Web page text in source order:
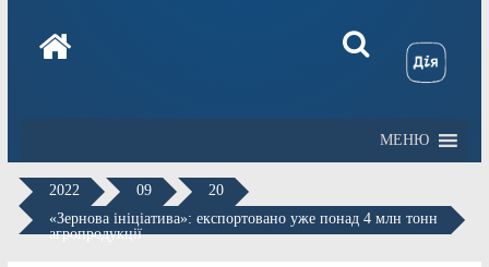
МЕНЮ
2022 09
20
«Зернова ініціатива»: експортовано уже понад 4 млн тонн
агропродукції